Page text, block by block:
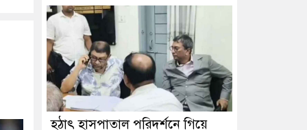
হঠাৎ হাসপাতাল পরিদর্শনে গিয়ে